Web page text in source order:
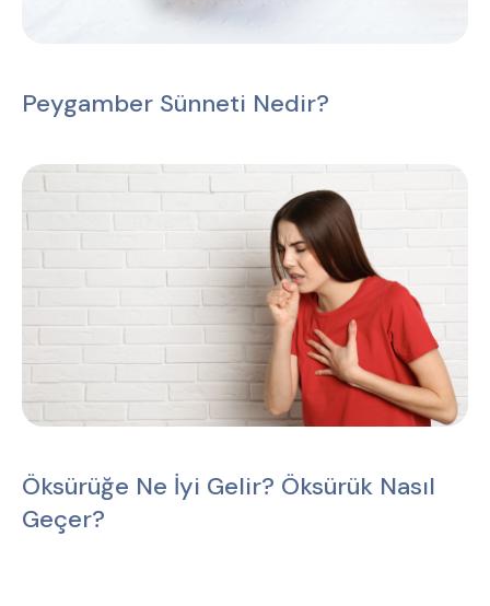
Peygamber Sünneti Nedir?
Öksürüğe Ne İyi Gelir? Öksürük Nasıl
Geçer?